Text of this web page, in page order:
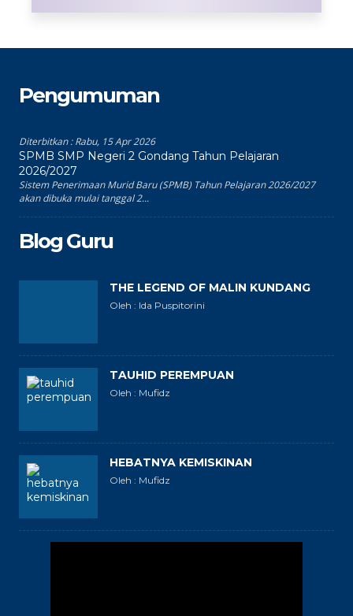
Pengumuman
Diterbitkan :Rabu, 15 Apr 2026
SPMB SMP Negeri 2 Gondang Tahun Pelajaran
2026/2027
Sistem Penerimaan Murid Baru (SPMB) Tahun Pelajaran 2026/2027
akan dibuka mulai tanggal 2...
Blog Guru
THE LEGEND OF MALIN KUNDANG
Oleh : Ida Puspitorini
TAUHID PEREMPUAN
Oleh : Mufidz
HEBATNYA KEMISKINAN
Oleh : Mufidz